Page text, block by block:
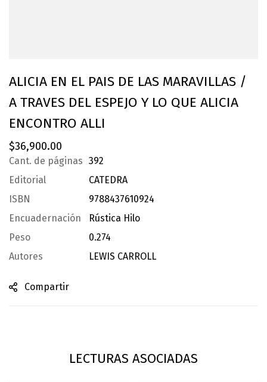
ALICIA EN EL PAIS DE LAS MARAVILLAS /
A TRAVES DEL ESPEJO Y LO QUE ALICIA
ENCONTRO ALLI
$36,900.00
Cant. de páginas 392
Editorial
CATEDRA
ISBN
9788437610924
Encuadernación
Rústica Hilo
Peso
0.274
Autores
LEWIS CARROLL
Compartir
LECTURAS ASOCIADAS